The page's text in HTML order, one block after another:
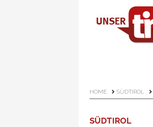
HOME SÜDTIROL
SÜDTIROL